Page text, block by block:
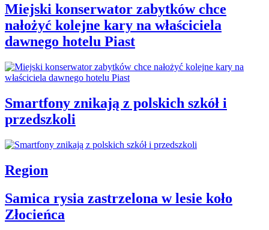
Miejski konserwator zabytków chce
nałożyć kolejne kary na właściciela
dawnego hotelu Piast
Smartfony znikają z polskich szkół i
przedszkoli
Region
Samica rysia zastrzelona w lesie koło
Złocieńca